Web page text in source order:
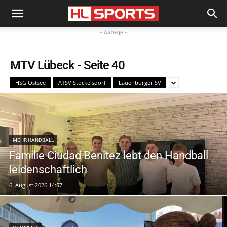
- Anzeige -
MTV Lübeck- Seite 40
HSG Ostsee ATSV Stockelsdorf Lauenburger SV
MEHR HANDBALL
Familie Ciudad Benitez lebt den Handball
leidenschaftlich
6. August 2026 14:57